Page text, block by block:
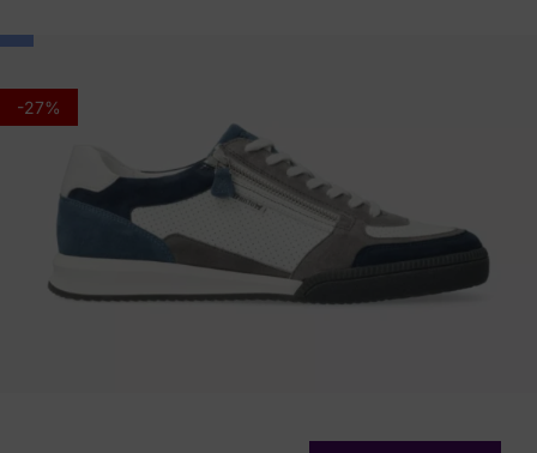
-27%